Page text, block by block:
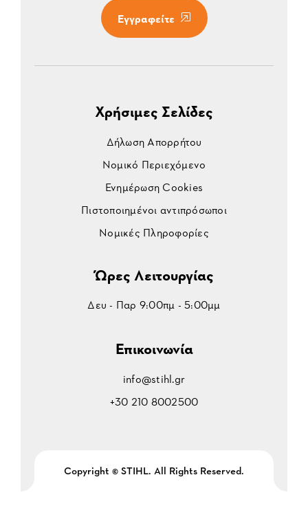
Εγγραφείτε
Χρήσιμες Σελίδες
Δήλωση Απορρήτου
Νομικό Περιεχόμενο
Ενημέρωση Cookies
Πιστοποιημένοι αντιπρόσωποι
Νομικές Πληροφορίες
Ώρες Λειτουργίας
Δευ - Παρ 9:00πμ - 5:00μμ
Επικοινωνία
info@stihl.gr
+30 210 8002500
Copyright © STIHL. All Rights Reserved.